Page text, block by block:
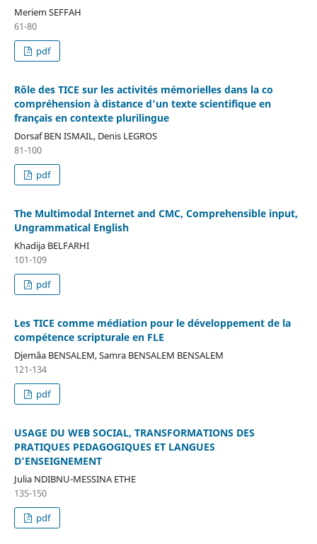
Meriem SEFFAH
61-80
pdf
Rôle des TICE sur les activités mémorielles dans la co
compréhension à distance d’un texte scientifique en
français en contexte plurilingue
Dorsaf BEN ISMAIL, Denis LEGROS
81-100
pdf
The Multimodal Internet and CMC, Comprehensible input,
Ungrammatical English
Khadija BELFARHI
101-109
pdf
Les TICE comme médiation pour le développement de la
compétence scripturale en FLE
Djemâa BENSALEM, Samra BENSALEM BENSALEM
121-134
pdf
USAGE DU WEB SOCIAL, TRANSFORMATIONS DES
PRATIQUES PEDAGOGIQUES ET LANGUES
D’ENSEIGNEMENT
Julia NDIBNU-MESSINA ETHE
135-150
pdf